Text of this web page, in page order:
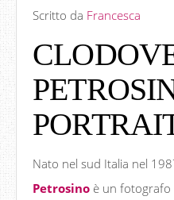
Scritto da Francesca
Nato nel sud Italia nel
Petrosino è un fotografo